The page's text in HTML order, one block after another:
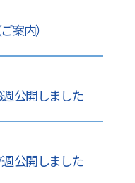
案内）
公開しました
公開しました